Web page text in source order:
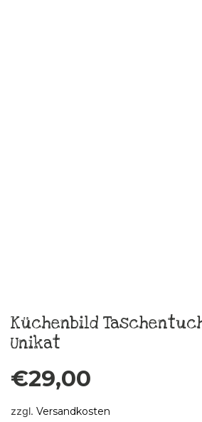
In den Warenkorb
Skatje Frida Sommerkleid